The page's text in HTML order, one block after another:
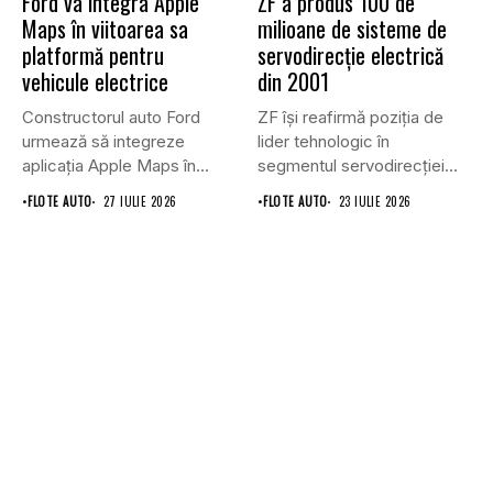
Maps în viitoarea sa
platformă pentru
vehicule electrice
Constructorul auto Ford
urmează să integreze
aplicația Apple Maps în
viitoarea sa...
•FLOTE AUTO 27 IULIE 2026
milioane de sisteme de
servodirecție electrică
din 2001
ZF își reafirmă poziția de
lider tehnologic în
segmentul servodirecției
electrice, marcând...
•FLOTE AUTO 23 IULIE 2026